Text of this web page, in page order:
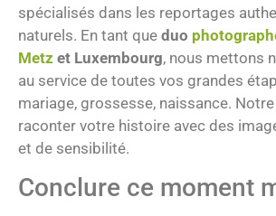
spécialisés dans les reportages
naturels. En tant que duo
Metz et Luxembourg, nous mettons
au service de toutes vos grandes
mariage, grossesse, naissance.
raconter votre histoire avec des
et de sensibilité.
Conclure ce moment